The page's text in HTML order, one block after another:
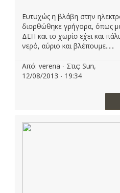
Ευτυχώς η βλάβη στην
διορθώθηκε γρήγορα, όπως
ΔΕΗ και το χωρίο ε΄χει και
νερό, αύριο και βλέπουμε......
Από: verena - Στις: Sun,
12/08/2013 - 19:34